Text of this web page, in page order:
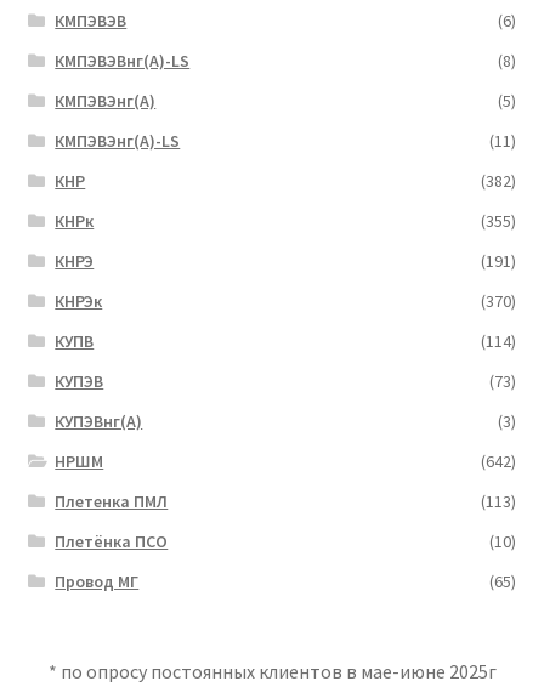
КМПЭВЭВ
(6)
КМПЭВЭВнг(А)-LS
(8)
КМПЭВЭнг(А)
(5)
КМПЭВЭнг(А)-LS
(11)
КНР
(382)
КНРк
(355)
КНРЭ
(191)
КНРЭк
(370)
КУПВ
(114)
КУПЭВ
(73)
КУПЭВнг(А)
(3)
НРШМ
(642)
Плетенка ПМЛ
(113)
Плетёнка ПСО
(10)
Провод МГ
(65)
* по опросу постоянных клиентов в мае-июне 2025г